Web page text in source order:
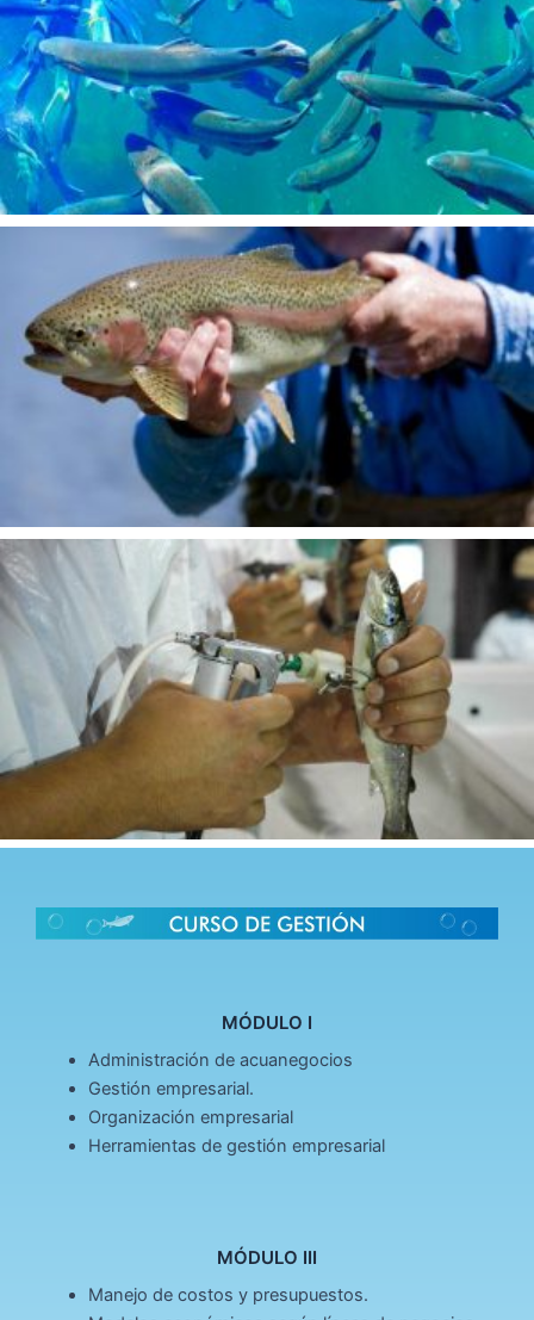
MÓDULO I
Administración de acuanegocios
Gestión empresarial.
Organización empresarial
Herramientas de gestión empresarial
MÓDULO III
Manejo de costos y presupuestos.